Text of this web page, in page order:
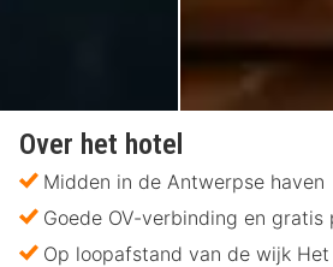
Over het hotel
Midden in de Antwerpse haven
Goede OV-verbinding en gratis
Op loopafstand van de wijk